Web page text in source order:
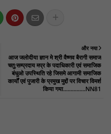
और नया
आज जलोदीया ज्ञान मे श्री वैष्णव बैरागी समाज
चतु:सम्प्रदाय मप्र के पदाधिकारी एवं समाजिक
बंधुओ उपस्थिति रहे जिसमे आगामी समाजिक
कार्यों एवं पुजारी के प्रमुख मुद्दों पर विचार विमर्श
किया गया...............NN81